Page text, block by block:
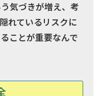
気づきが増え、考
れているリスクに
ことが重要なんで